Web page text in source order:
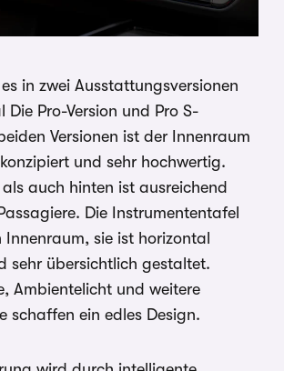
in zwei Ausstattungsversionen
Die Pro-Version und Pro S-
Versionen ist der Innenraum
und sehr hochwertig.
auch hinten ist ausreichend
Die Instrumententafel
sie ist horizontal
sehr übersichtlich gestaltet.
Ambientelicht und weitere
schaffen ein edles Design.